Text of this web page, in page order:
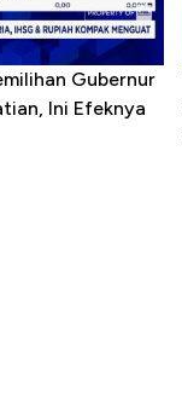
Gubernur
Ini Efeknya